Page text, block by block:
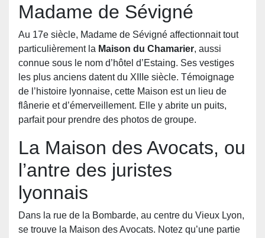
Madame de Sévigné
Au 17e siècle, Madame de Sévigné affectionnait tout
particulièrement la Maison du Chamarier, aussi
connue sous le nom d’hôtel d’Estaing. Ses vestiges
les plus anciens datent du XIIIe siècle. Témoignage
de l’histoire lyonnaise, cette Maison est un lieu de
flânerie et d’émerveillement. Elle y abrite un puits,
parfait pour prendre des photos de groupe.
La Maison des Avocats, ou
l’antre des juristes
lyonnais
Dans la rue de la Bombarde, au centre du Vieux Lyon,
se trouve la Maison des Avocats. Notez qu’une partie